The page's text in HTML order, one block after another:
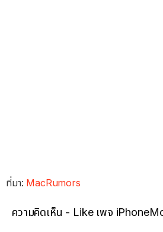
ที่มา: MacRumors
ความคิดเห็น - Like เพจ